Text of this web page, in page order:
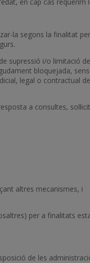
la segons la finalitat
supressió i/o limitació
bloquejada,
legal o contractual
a consultes,
altres mecanismes, i
per a finalitats
de les